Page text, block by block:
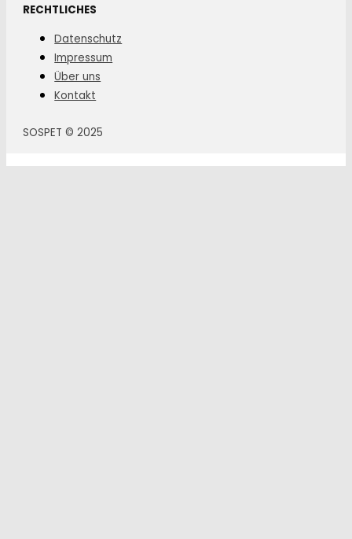
RECHTLICHES
Datenschutz
Impressum
Über uns
Kontakt
SOSPET © 2025